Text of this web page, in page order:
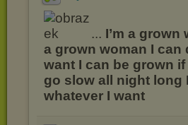
... I’m a grown
a grown woman I can
want I can be grown
go slow all night long
whatever I want